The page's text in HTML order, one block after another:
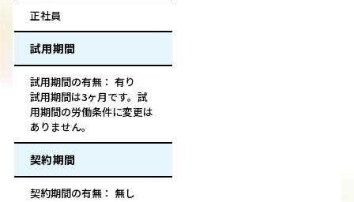
正社員
試用期間
試用期間の有無： 有り
試用期間は3ヶ月です。試
用期間の労働条件に変更は
ありません。
契約期間
契約期間の有無： 無し